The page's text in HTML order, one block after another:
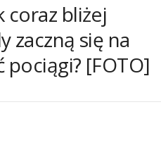
coraz bliżej
zaczną się na
[FOTO]